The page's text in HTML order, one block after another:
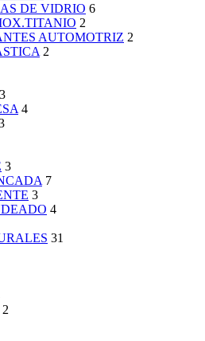
DE VIDRIO 6
2
AUTOMOTRIZ 2
2
3
4
3
7
3
4
31
2